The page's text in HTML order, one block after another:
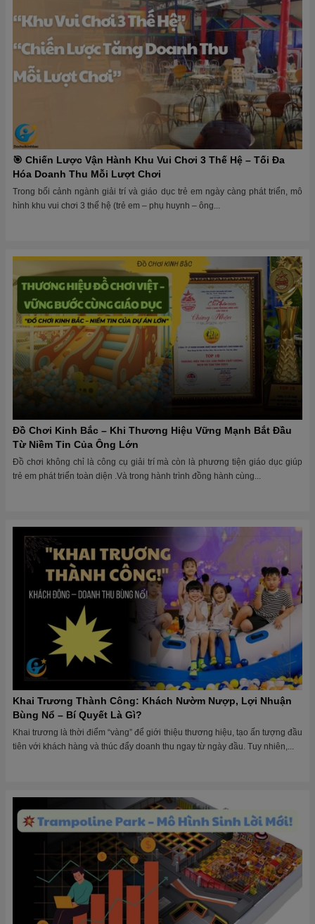
🎯 Chiến Lược Vận Hành Khu Vui Chơi 3 Thế Hệ – Tối Đa
Hóa Doanh Thu Mỗi Lượt Chơi
Trong bối cảnh ngành giải trí và giáo dục trẻ em ngày càng phát triển, mô
hình khu vui chơi 3 thế hệ (trẻ em – phụ huynh – ông...
Đồ Chơi Kinh Bắc – Khi Thương Hiệu Vững Mạnh Bắt Đầu
Từ Niềm Tin Của Ông Lớn
Đồ chơi không chỉ là công cụ giải trí mà còn là phương tiện giáo dục giúp
trẻ em phát triển toàn diện .Và trong hành trình đồng hành cùng...
Khai Trương Thành Công: Khách Nườm Nượp, Lợi Nhuận
Bùng Nổ – Bí Quyết Là Gì?
Khai trương là thời điểm “vàng” để giới thiệu thương hiệu, tạo ấn tượng đầu
tiên với khách hàng và thúc đẩy doanh thu ngay từ ngày đầu. Tuy nhiên,...